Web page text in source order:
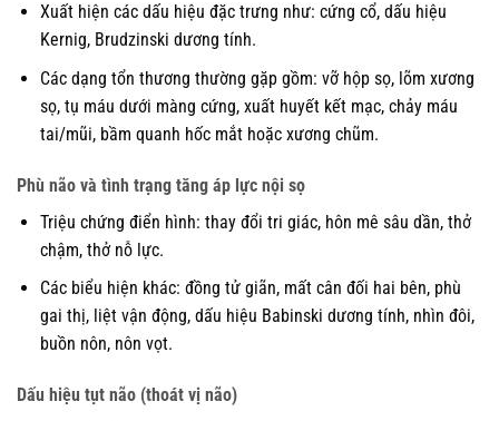
Xuất hiện các dấu hiệu đặc trưng như: cứng cổ, dấu hiệu
Kernig, Brudzinski dương tính.
Các dạng tổn thương thường gặp gồm: vỡ hộp sọ, lõm xương
sọ, tụ máu dưới màng cứng, xuất huyết kết mạc, chảy máu
tai/mũi, bầm quanh hốc mắt hoặc xương chũm.
Phù não và tình trạng tăng áp lực nội sọ
Triệu chứng điển hình: thay đổi tri giác, hôn mê sâu dần, thở
chậm, thở nỗ lực.
Các biểu hiện khác: đồng tử giãn, mất cân đối hai bên, phù
gai thị, liệt vận động, dấu hiệu Babinski dương tính, nhìn đôi,
buồn nôn, nôn vọt.
Dấu hiệu tụt não (thoát vị não)